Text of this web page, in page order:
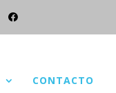
CONTACTO